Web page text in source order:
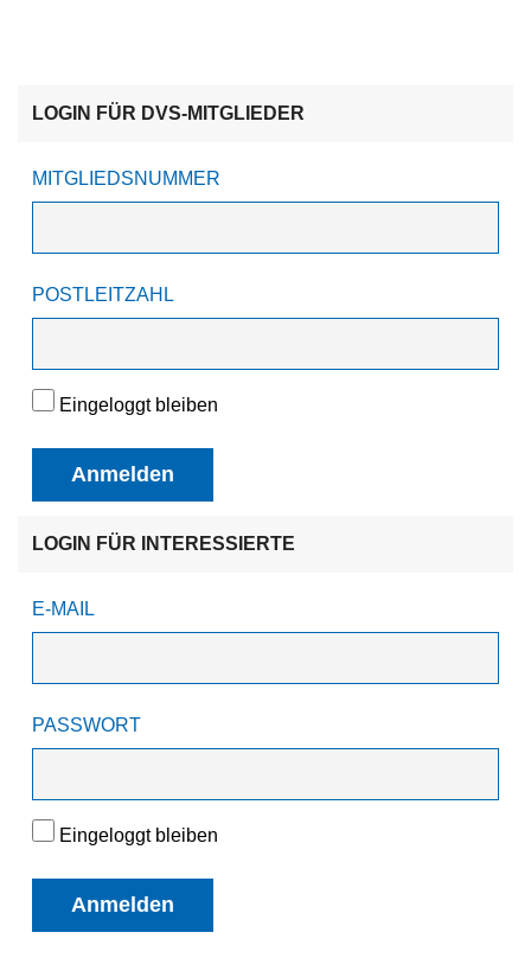
LOGIN FÜR DVS-MITGLIEDER
MITGLIEDSNUMMER
POSTLEITZAHL
Eingeloggt bleiben
Anmelden
LOGIN FÜR INTERESSIERTE
E-MAIL
PASSWORT
Eingeloggt bleiben
Anmelden